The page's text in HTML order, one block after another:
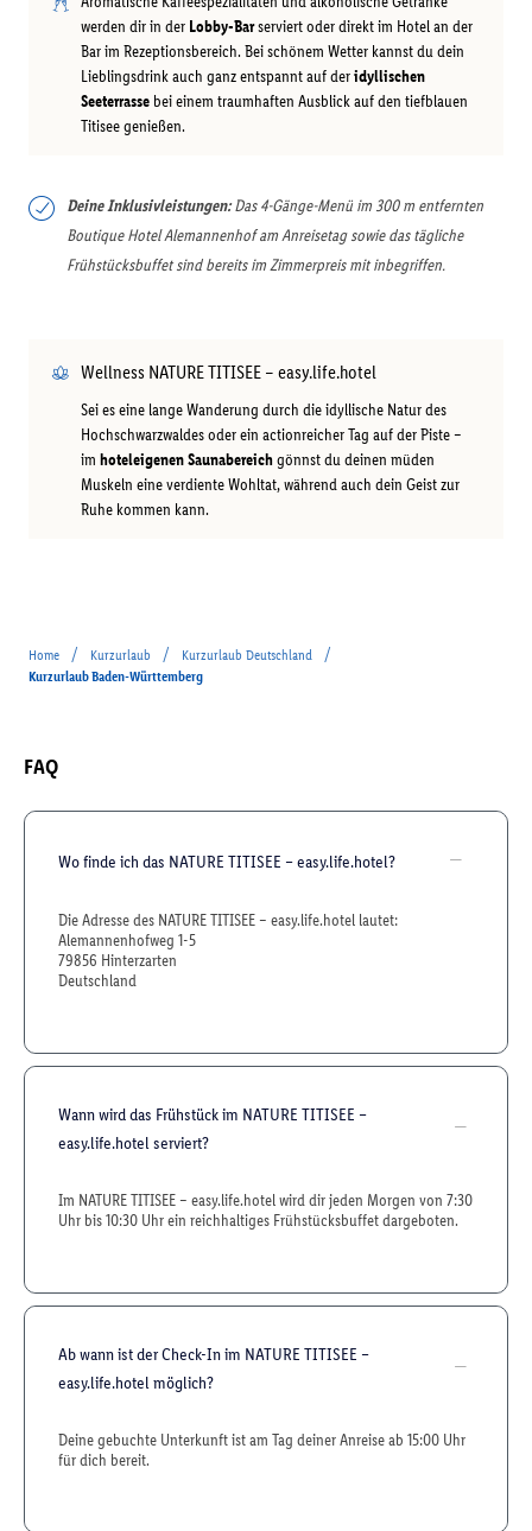
werden dir in der Lobby-Barserviert oder direkt im Hotel an der
Bar im Rezeptionsbereich. Bei schönem Wetter kannst du dein
Lieblingsdrink auch ganz entspannt auf deridyllischen
Seeterrasse bei einem traumhaften Ausblick auf den tiefblauen
Titisee genießen.
Deine Inklusivleistungen:Das 4-Gänge-Menü im 300 m entfernten
Boutique Hotel Alemannenhof am Anreisetag sowie das tägliche
Frühstücksbuffet sind bereits im Zimmerpreis mit inbegriffen.
Wellness NATURE TITISEE – easy.life.hotel
Sei es eine lange Wanderung durch die idyllische Natur des
Hochschwarzwaldes oder ein actionreicher Tag auf der Piste –
im hoteleigenen Saunabereichgönnst du deinen müden
Muskeln eine verdiente Wohltat, während auch dein Geist zur
Ruhe kommen kann.
Home / Kurzurlaub / Kurzurlaub Deutschland /
Kurzurlaub Baden-Württemberg
FAQ
Wo finde ich das NATURE TITISEE – easy.life.hotel?
Die Adresse des NATURE TITISEE – easy.life.hotel lautet:
Alemannenhofweg 1-5
79856 Hinterzarten
Deutschland
Wann wird das Frühstück im NATURE TITISEE –
easy.life.hotel serviert?
Im NATURE TITISEE – easy.life.hotel wird dir jeden Morgen von 7:30
Uhr bis 10:30 Uhr ein reichhaltiges Frühstücksbuffet dargeboten.
Ab wann ist der Check-In im NATURE TITISEE –
easy.life.hotel möglich?
Deine gebuchte Unterkunft ist am Tag deiner Anreise ab 15:00 Uhr
für dich bereit.